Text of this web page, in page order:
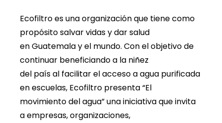
Ecofiltro es una organización que tiene como
propósito salvar vidas y dar salud
en Guatemala y el mundo. Con el objetivo de
continuar beneficiando a la niñez
del país al facilitar el acceso a agua purificada
en escuelas, Ecofiltro presenta “El
movimiento del agua” una iniciativa que invita
a empresas, organizaciones,